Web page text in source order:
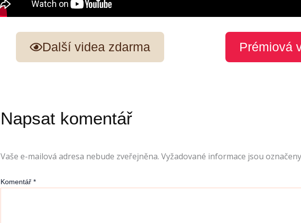
Další videa zdarma Prémiová
Napsat komentář
Vaše e-mailová adresa nebude zveřejněna. Vyžadované informace jsou označeny
Komentář *